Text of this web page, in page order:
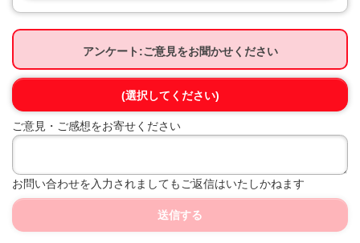
アンケート:ご意見をお聞かせください
(選択してください)
ご意見・ご感想をお寄せください
お問い合わせを入力されましてもご返信はいたしかねます
送信する